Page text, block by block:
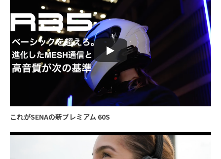
これがSENAの新プレミアム 60S